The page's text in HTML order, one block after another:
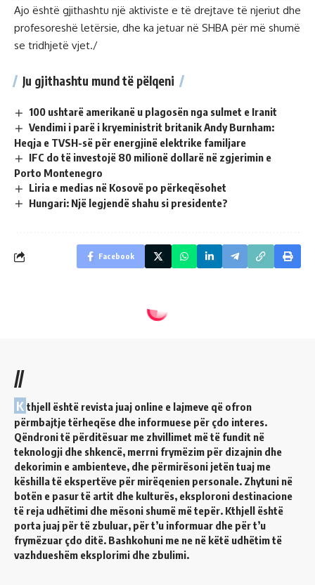
Ajo është gjithashtu një aktiviste e të drejtave të njeriut dhe
profesoreshë letërsie, dhe ka jetuar në SHBA për më shumë
se tridhjetë vjet./
Ju gjithashtu mund të pëlqeni
100 ushtarë amerikanë u plagosën nga sulmet e Iranit
Vendimi i parë i kryeministrit britanik Andy Burnham:
Heqja e TVSH-së për energjinë elektrike familjare
IFC do të investojë 80 milionë dollarë në zgjerimin e
Porto Montenegro
Liria e medias në Kosovë po përkeqësohet
Hungari: Një legjendë shahu si presidente?
Facebook
//
K thjell është revista juaj online e lajmeve që ofron
përmbajtje tërheqëse dhe informuese për çdo interes.
Qëndroni të përditësuar me zhvillimet më të fundit në
teknologji dhe shkencë, merrni frymëzim për dizajnin dhe
dekorimin e ambienteve, dhe përmirësoni jetën tuaj me
këshilla të ekspertëve për mirëqenien personale. Zhytuni në
botën e pasur të artit dhe kulturës, eksploroni destinacione
të reja udhëtimi dhe mësoni shumë më tepër. Kthjell është
porta juaj për të zbuluar, për t’u informuar dhe për t’u
frymëzuar çdo ditë. Bashkohuni me ne në këtë udhëtim të
vazhdueshëm eksplorimi dhe zbulimi.